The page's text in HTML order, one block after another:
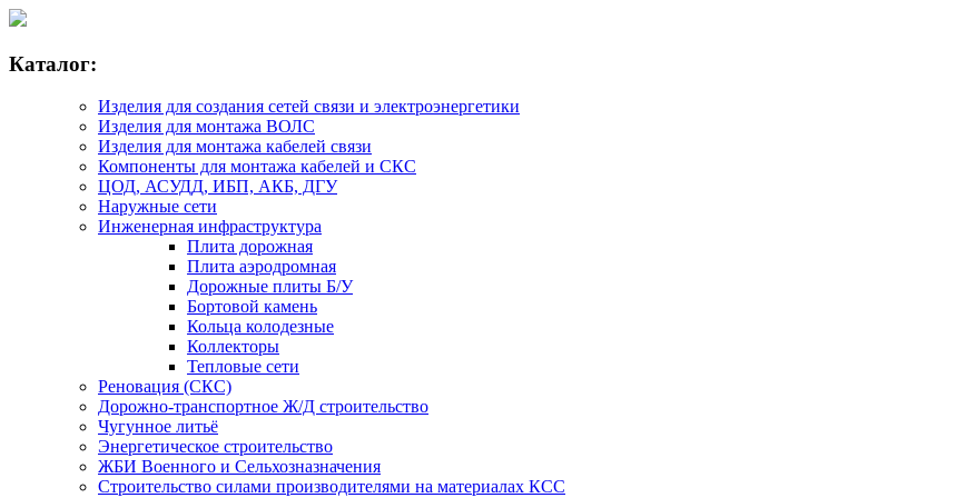
Каталог:
Изделия для создания сетей связи и электроэнергетики
Изделия для монтажа ВОЛС
Изделия для монтажа кабелей связи
Компоненты для монтажа кабелей и СКС
ЦОД, АСУДД, ИБП, АКБ, ДГУ
Наружные сети
Инженерная инфраструктура
Плита дорожная
Плита аэродромная
Дорожные плиты Б/У
Бортовой камень
Кольца колодезные
Коллекторы
Тепловые сети
Реновация (СКС)
Дорожно-транспортное Ж/Д строительство
Чугунное литьё
Энергетическое строительство
ЖБИ Военного и Сельхозназначения
Строительство силами производителями на материалах КСС